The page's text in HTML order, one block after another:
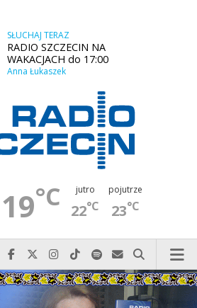
SŁUCHAJ TERAZ
RADIO SZCZECIN NA
WAKACJACH do 17:00
Anna Łukaszek
19°C jutro
22°C
pojutrze
23°C
Najlepiej po prostu do nas zadzwoń
Odwiedź nas na Facebook-u
Odwiedź nas na X
Odwiedź nas na Instagram-ie
Odwiedź nas na TikTok-u
Szukaj nas na Spotify
Wyślij do nas
Szukaj